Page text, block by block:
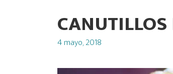
Posted
4 mayo, 2018